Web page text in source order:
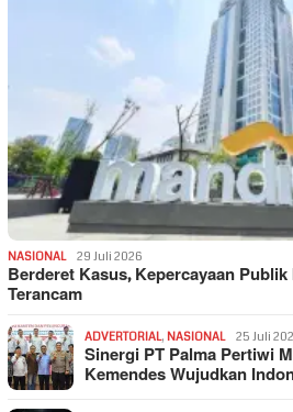
NASIONAL 29 Juli 2026
Berderet Kasus, Kepercayaan
Terancam
ADVERTORIAL, NASIONAL 25 Juli
Sinergi PT Palma Pertiwi
Kemendes Wujudkan